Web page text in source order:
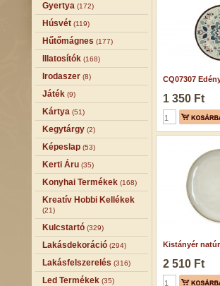
Gyertya (172)
Húsvét (119)
Hűtőmágnes (177)
Illatosítók (168)
Irodaszer (8)
Játék (9)
Kártya (51)
Kegytárgy (2)
Képeslap (53)
Kerti Áru (35)
Konyhai Termékek (168)
Kreatív Hobbi Kellékek
(21)
Kulcstartó (329)
Lakásdekoráció (294)
Lakásfelszerelés (316)
Led Termékek (35)
CQ07307
1 350 Ft
Kistányér
2 510 Ft